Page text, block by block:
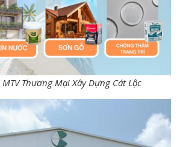
MTV Thương Mại Xây Dựng Cát Lộc